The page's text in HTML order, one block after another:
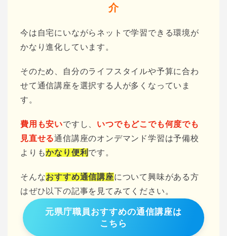
介
今は自宅にいながらネットで学習できる環境が
かなり進化しています。
そのため、自分のライフスタイルや予算に合わ
せて通信講座を選択する人が多くなっていま
す。
費用も安いですし、 いつでもどこでも何度でも
見直せる通信講座のオンデマンド学習は予備校
よりもかなり便利 です。
そんなおすすめ通信講座について興味がある方
はぜひ以下の記事を見てみてください。
元県庁職員おすすめの通信講座は
こちら